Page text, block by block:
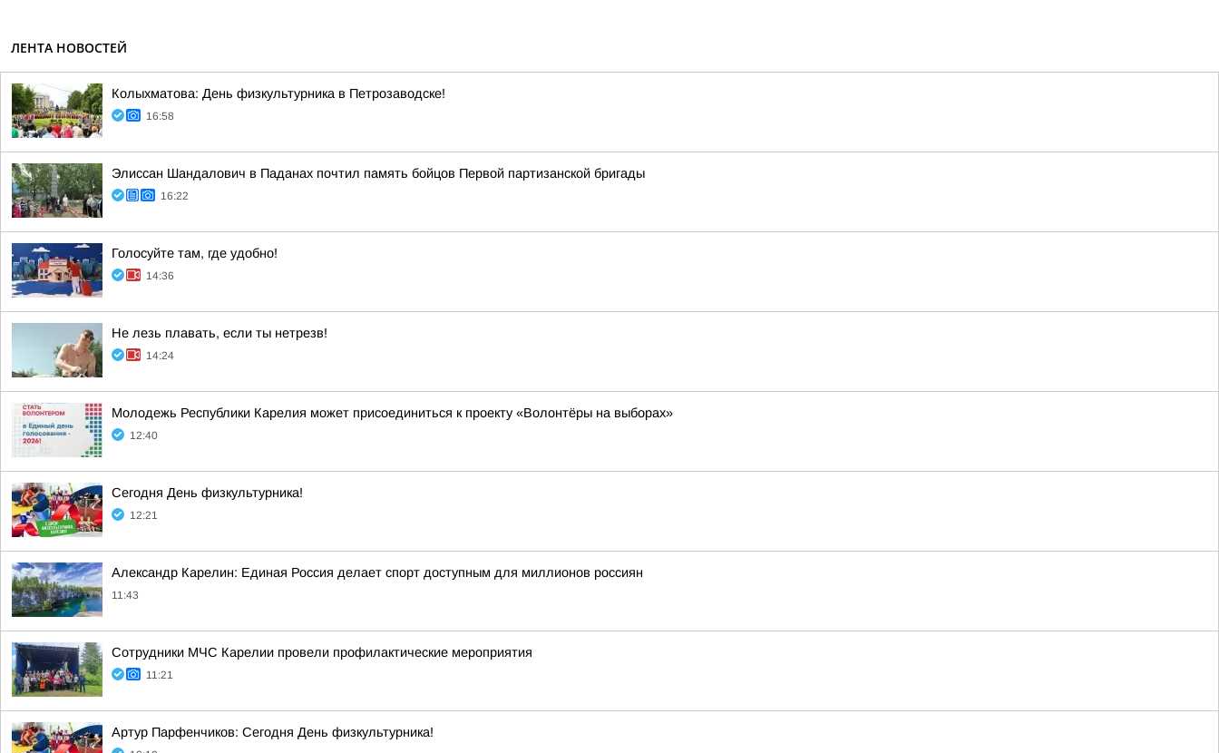
ЛЕНТА НОВОСТЕЙ
Колыхматова: День физкультурника в Петрозаводске!
16:58
Элиссан Шандалович в Паданах почтил память бойцов Первой партизанской бригады
16:22
Голосуйте там, где удобно!
14:36
Не лезь плавать, если ты нетрезв!
14:24
Молодежь Республики Карелия может присоединиться к проекту «Волонтёры на выборах»
12:40
Сегодня День физкультурника!
12:21
Александр Карелин: Единая Россия делает спорт доступным для миллионов россиян
11:43
Сотрудники МЧС Карелии провели профилактические мероприятия
11:21
Артур Парфенчиков: Сегодня День физкультурника!